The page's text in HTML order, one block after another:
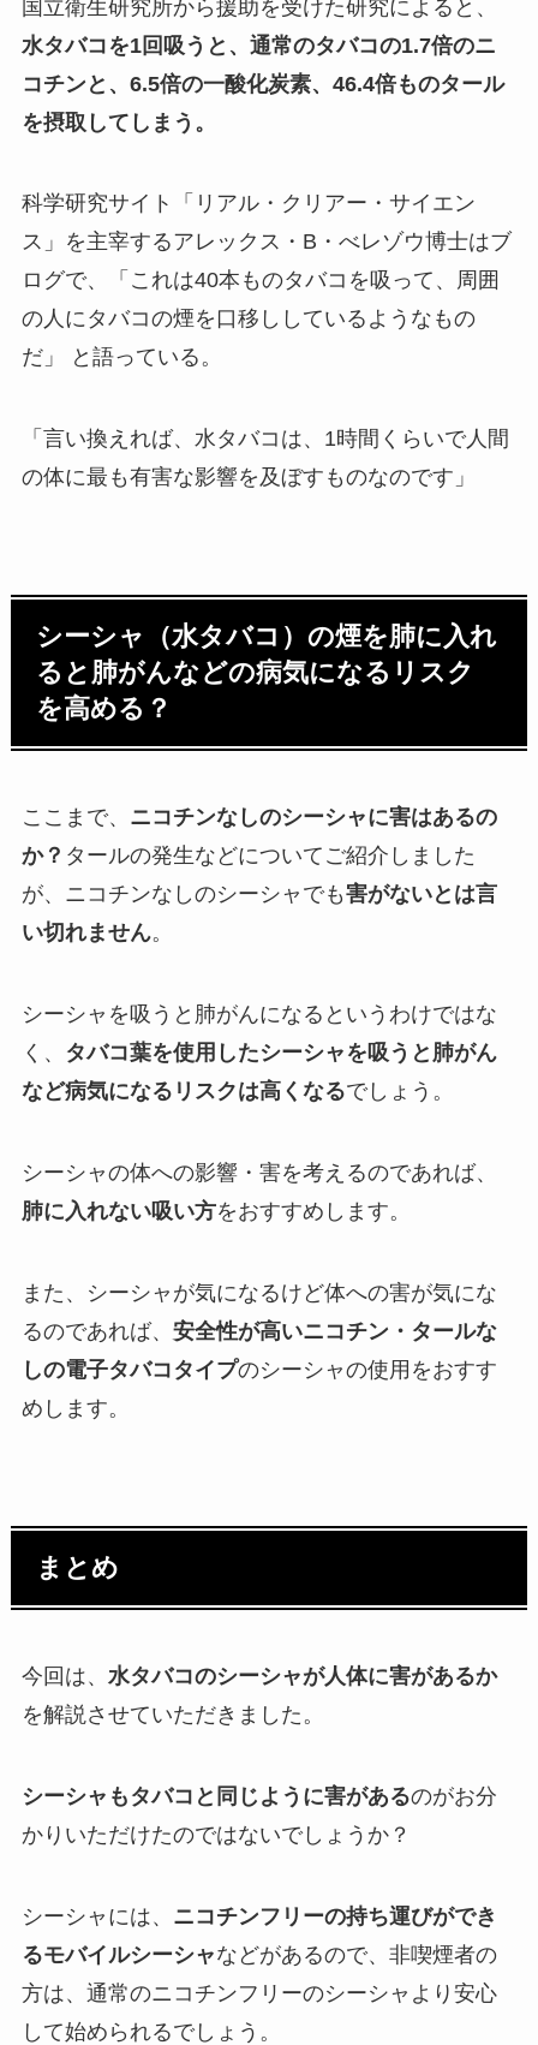
国立衛生研究所から援助を受けた研究によると、
水タバコを1回吸うと、通常のタバコの1.7倍のニ
コチンと、6.5倍の一酸化炭素、46.4倍ものタール
を摂取してしまう。
科学研究サイト「リアル・クリアー・サイエン
ス」を主宰するアレックス・B・べレゾウ博士はブ
ログで、「これは40本ものタバコを吸って、周囲
の人にタバコの煙を口移ししているようなもの
だ」 と語っている。
「言い換えれば、水タバコは、1時間くらいで人間
の体に最も有害な影響を及ぼすものなのです」
シーシャ（水タバコ）の煙を肺に入れ
ると肺がんなどの病気になるリスク
を高める？
ここまで、 ニコチンなしのシーシャに害はあるの
か？ タールの発生などについてご紹介しました
が、ニコチンなしのシーシャでも害がないとは言
い切れません。
シーシャを吸うと肺がんになるというわけではな
く、
タバコ葉を使用したシーシャを吸うと肺がん
など病気になるリスクは高くなるでしょう。
シーシャの体への影響・害を考えるのであれば、
肺に入れない吸い方をおすすめします。
また、シーシャが気になるけど体への害が気にな
るのであれば、 安全性が高いニコチン・タールな
しの電子タバコタイプのシーシャの使用をおすす
めします。
まとめ
今回は、 水タバコのシーシャが人体に害があるか
を解説させていただきました。
シーシャもタバコと同じように害があるのがお分
かりいただけたのではないでしょうか？
シーシャには、 ニコチンフリーの持ち運びができ
るモバイルシーシャなどがあるので、非喫煙者の
方は、通常のニコチンフリーのシーシャより安心
して始められるでしょう。